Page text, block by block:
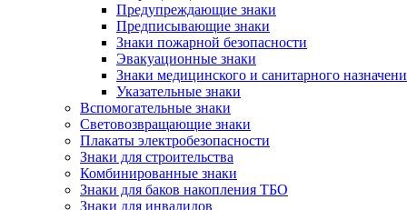
Предупреждающие знаки
Предписывающие знаки
Знаки пожарной безопасности
Эвакуационные знаки
Знаки медицинского и санитарного
Указательные знаки
Вспомогательные знаки
Световозвращающие знаки
Плакаты электробезопасности
Знаки для строительства
Комбинированные знаки
Знаки для баков накопления ТБО
Знаки для инвалидов